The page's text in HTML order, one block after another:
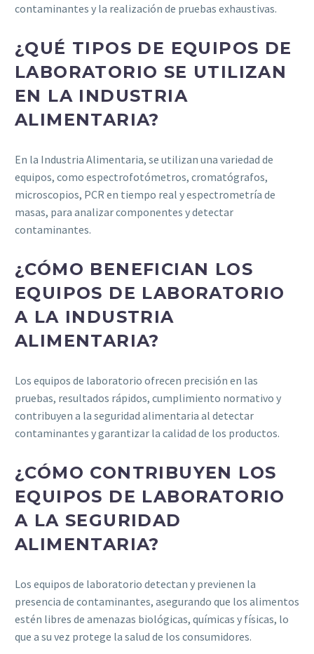
contaminantes y la realización de pruebas exhaustivas.
¿QUÉ TIPOS DE EQUIPOS DE
LABORATORIO SE UTILIZAN
EN LA INDUSTRIA
ALIMENTARIA?
En la Industria Alimentaria, se utilizan una variedad de
equipos, como espectrofotómetros, cromatógrafos,
microscopios, PCR en tiempo real y espectrometría de
masas, para analizar componentes y detectar
contaminantes.
¿CÓMO BENEFICIAN LOS
EQUIPOS DE LABORATORIO
A LA INDUSTRIA
ALIMENTARIA?
Los equipos de laboratorio ofrecen precisión en las
pruebas, resultados rápidos, cumplimiento normativo y
contribuyen a la seguridad alimentaria al detectar
contaminantes y garantizar la calidad de los productos.
¿CÓMO CONTRIBUYEN LOS
EQUIPOS DE LABORATORIO
A LA SEGURIDAD
ALIMENTARIA?
Los equipos de laboratorio detectan y previenen la
presencia de contaminantes, asegurando que los alimentos
estén libres de amenazas biológicas, químicas y físicas, lo
que a su vez protege la salud de los consumidores.